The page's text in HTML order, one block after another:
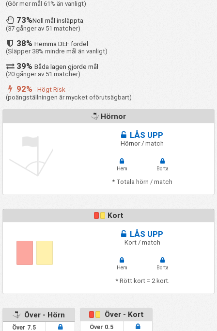
(Gör mer mål 61% än vanligt)
73%Noll mål insläppta
(37 gånger av 51 matcher)
38%Hemma DEF fördel
(Släpper 38% mindre mål än vanligt)
39%Båda lagen gjorde mål
(20 gånger av 51 matcher)
92% - Högt Risk
(poängställningen är mycket oförutsägbart)
Hörnor
LÅS UPP
Hörnor / match
Hem Borta
* Totala hörn / match
Kort
LÅS UPP
Kort / match
Hem Borta
* Rött kort = 2 kort.
Över - Hörn
Över 7.5
Över - Kort
Över 0.5